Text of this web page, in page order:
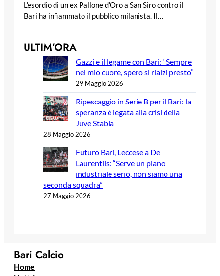
L’esordio di un ex Pallone d’Oro a San Siro contro il
Bari ha infiammato il pubblico milanista. Il…
ULTIM’ORA
Gazzi e il legame con Bari: “Sempre
nel mio cuore, spero si rialzi presto”
29 Maggio 2026
Ripescaggio in Serie B per il Bari: la
speranza è legata alla crisi della
Juve Stabia
28 Maggio 2026
Futuro Bari, Leccese a De
Laurentiis: “Serve un piano
industriale serio, non siamo una
seconda squadra”
27 Maggio 2026
Bari Calcio
Home